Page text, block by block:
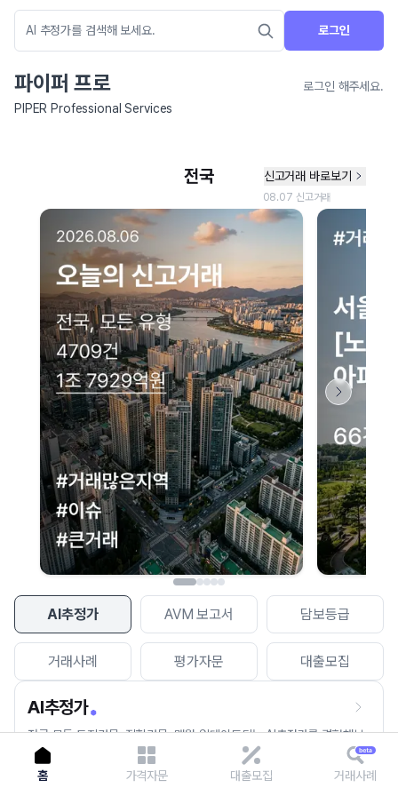
로그인
파이퍼 프로
로그인 해주세요.
PIPER Professional Services
AI추정가 AVM 보고서 담보등급
거래사례 평가자문 대출모집
AI추정가
전국 모든 토지건물, 집합건물, 매월 업데이트되는 AI추정가를 경험해보
세요.
네이버 지도 연결 안내
현재 네이버 지도 연결이 원활하지 않아 지도를 불러올 수 없습니다.
이용에 불편을 드려 죄송합니다.
다시 시도
홈 가격자문 대출모집 거래사례